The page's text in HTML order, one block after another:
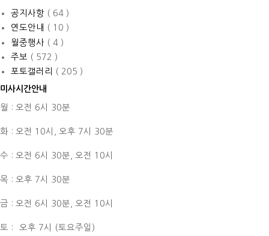
공지사항 ( 64 )
연도안내
( 10 )
월중행사 ( 4 )
주보
( 572 )
포토갤러리
( 205 )
미사시간안내
월 : 오전 6시 30분
화 : 오전 10시, 오후 7시 30분
수 : 오전 6시 30분, 오전 10시
목 : 오후 7시 30분
금 : 오전 6시 30분, 오전 10시
토 : 오후 7시 (토요주일)